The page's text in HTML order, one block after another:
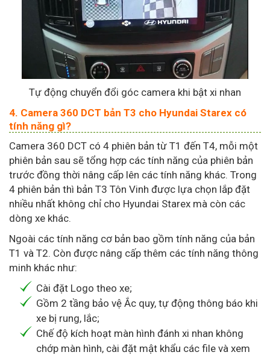
Tự động chuyển đổi góc camera khi bật xi nhan
4. Camera 360 DCT bản T3 cho Hyundai Starex có
tính năng gì?
Camera 360 DCT có 4 phiên bản từ T1 đến T4, mỗi một
phiên bản sau sẽ tổng hợp các tính năng của phiên bản
trước đồng thời nâng cấp lên các tính năng khác. Trong
4 phiên bản thì bản T3 Tôn Vinh được lựa chọn lắp đặt
nhiều nhất không chỉ cho Hyundai Starex mà còn các
dòng xe khác.
Ngoài các tính năng cơ bản bao gồm tính năng của bản
T1 và T2. Còn được nâng cấp thêm các tính năng thông
minh khác như:
Cài đặt Logo theo xe;
Gồm 2 tầng bảo vệ Ắc quy, tự động thông báo khi
xe bị rung, lắc;
Chế độ kích hoạt màn hình đánh xi nhan không
chớp màn hình, cài đặt mật khẩu các file và xem